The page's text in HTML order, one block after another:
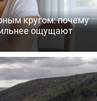
кругом: почему
ощущают